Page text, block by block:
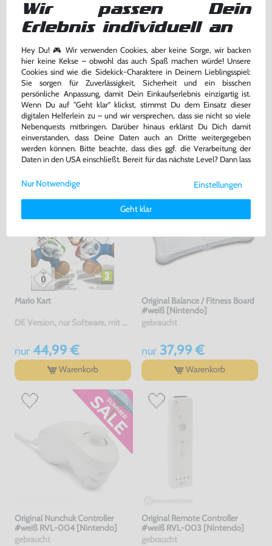
Original Nunchuk Controller
#schwarz [Nintendo]
sehr guter Zustand, gebraucht
nur12,99 €
Warenkorb
Original Schutzhülle / Skin /
Sleeve / Cover für Remote
gebraucht
-60% bisher 0,99 €
jetzt nur0,40 €
Warenkorb
DAS HABEN ANDERE DAZU
GEKAUFT
Mario Kart
DE Version, nur Software, mit OVP, gebraucht
nur44,99 €
Warenkorb
Original Balance / Fitness Board
#weiß [Nintendo]
gebraucht
nur37,99 €
Warenkorb
Original Nunchuk Controller
#weiß RVL-004 [Nintendo]
gebraucht
Original Remote Controller
#weiß RVL-003 [Nintendo]
gebraucht
Wir passen Dein
Erlebnis individuell an
Hey Du! 🎮 Wir verwenden Cookies, aber keine Sorge, wir backen
hier keine Kekse – obwohl das auch Spaß machen würde! Unsere
Cookies sind wie die Sidekick-Charaktere in Deinem Lieblingsspiel:
Sie sorgen für Zuverlässigkeit, Sicherheit und ein bisschen
persönliche Anpassung, damit Dein Einkaufserlebnis einzigartig ist.
Wenn Du auf "Geht klar" klickst, stimmst Du dem Einsatz dieser
digitalen Helferlein zu – und wir versprechen, dass sie nicht so viele
Nebenquests mitbringen. Darüber hinaus erklärst Du Dich damit
einverstanden, dass Deine Daten auch an Dritte weitergegeben
werden können. Bitte beachte, dass dies ggf. die Verarbeitung der
Daten in den USA einschließt. Bereit für das nächste Level? Dann lass
Weitere Informationen zu den von uns verwendeten Cookies und
Deinen Rechten als Nutzer findest Du in unsererDaten­schutz­
Impressum.
Einstellungen
Geht klar
Nur Notwendige